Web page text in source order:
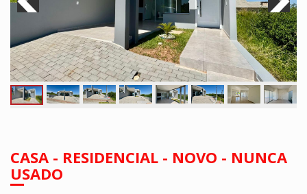
CASA - RESIDENCIAL - NOVO - NUNCA
USADO